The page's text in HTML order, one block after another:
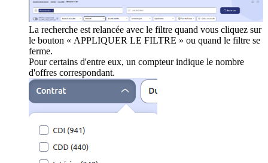
La recherche est relancée avec le filtre quand vous cliquez sur
le bouton « APPLIQUER LE FILTRE » ou quand le filtre se
ferme.
Pour certains d'entre eux, un compteur indique le nombre
d'offres correspondant.